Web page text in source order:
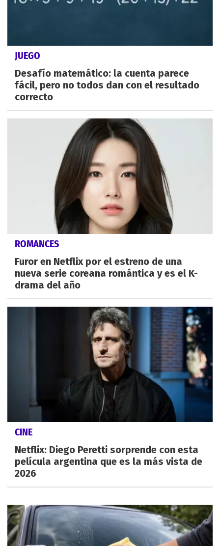
JUEGO
Desafío matemático: la cuenta parece
fácil, pero no todos dan con el resultado
correcto
ROMANCES
Furor en Netflix por el estreno de una
nueva serie coreana romántica y es el K-
drama del año
CINE
Netflix: Diego Peretti sorprende con esta
película argentina que es la más vista de
2026